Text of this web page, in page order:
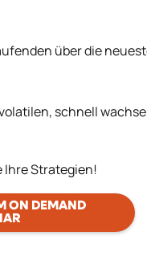
über die
schnell
Ihre Strategien!
ON DEMAND